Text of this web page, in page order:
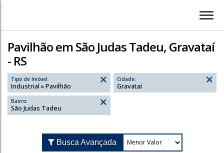
Pavilhão em São Judas Tadeu, Gravataí
- RS
Tipo de Imóvel:
Industrial » Pavilhão
Cidade:
Gravataí
Bairro:
Busca Avançada